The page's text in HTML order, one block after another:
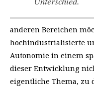
anderen Bereichen
hochindustrialisierte
Autonomie in einem
dieser Entwicklung
eigentliche Thema, zu